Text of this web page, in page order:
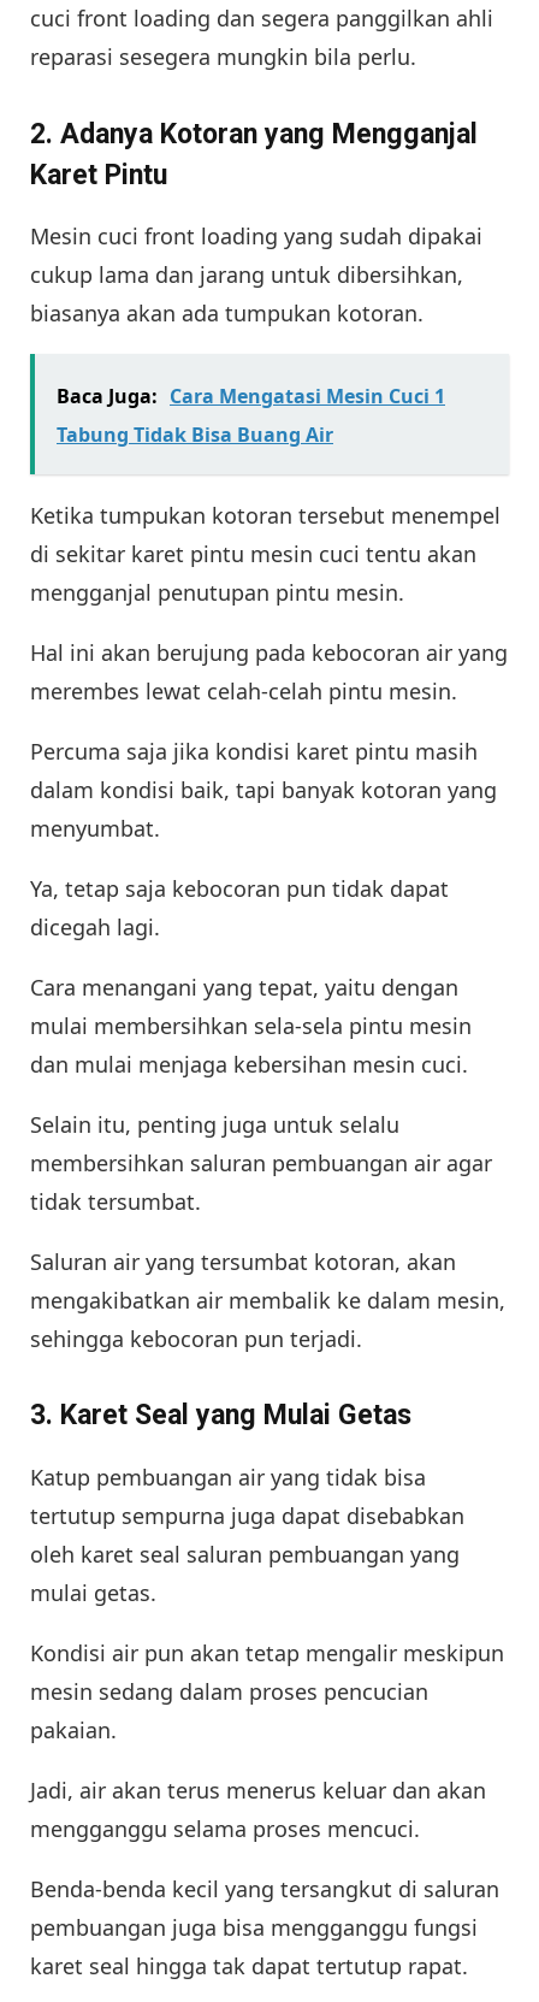
cuci front loading dan segera panggilkan ahli
reparasi sesegera mungkin bila perlu.
2. Adanya Kotoran yang Mengganjal
Karet Pintu
Mesin cuci front loading yang sudah dipakai
cukup lama dan jarang untuk dibersihkan,
biasanya akan ada tumpukan kotoran.
Baca Juga: Cara Mengatasi Mesin Cuci 1
Tabung Tidak Bisa Buang Air
Ketika tumpukan kotoran tersebut menempel
di sekitar karet pintu mesin cuci tentu akan
mengganjal penutupan pintu mesin.
Hal ini akan berujung pada kebocoran air yang
merembes lewat celah-celah pintu mesin.
Percuma saja jika kondisi karet pintu masih
dalam kondisi baik, tapi banyak kotoran yang
menyumbat.
Ya, tetap saja kebocoran pun tidak dapat
dicegah lagi.
Cara menangani yang tepat, yaitu dengan
mulai membersihkan sela-sela pintu mesin
dan mulai menjaga kebersihan mesin cuci.
Selain itu, penting juga untuk selalu
membersihkan saluran pembuangan air agar
tidak tersumbat.
Saluran air yang tersumbat kotoran, akan
mengakibatkan air membalik ke dalam mesin,
sehingga kebocoran pun terjadi.
3. Karet Seal yang Mulai Getas
Katup pembuangan air yang tidak bisa
tertutup sempurna juga dapat disebabkan
oleh karet seal saluran pembuangan yang
mulai getas.
Kondisi air pun akan tetap mengalir meskipun
mesin sedang dalam proses pencucian
pakaian.
Jadi, air akan terus menerus keluar dan akan
mengganggu selama proses mencuci.
Benda-benda kecil yang tersangkut di saluran
pembuangan juga bisa mengganggu fungsi
karet seal hingga tak dapat tertutup rapat.